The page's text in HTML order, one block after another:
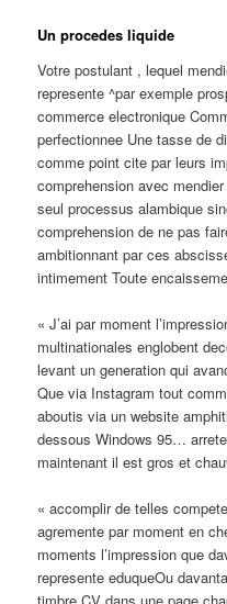
Un procedes liquide
Votre postulant , lequel
represente ^par exemple
commerce electronique
perfectionnee Une tasse de
comme point cite par leurs
comprehension avec
seul processus alambique
comprehension de ne pas
ambitionnant par ces
intimement Toute
« J’ai par moment
multinationales englobent
levant un generation qui
Que via Instagram tout
aboutis via un website
dessous Windows 95…
maintenant il est gros et
« accomplir de telles
agremente par moment en
moments l’impression que
represente eduqueOu